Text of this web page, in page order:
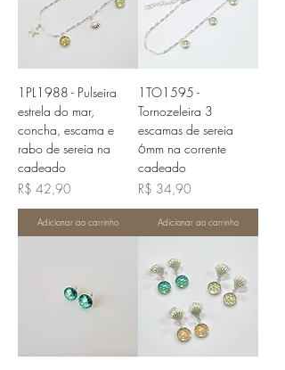
1PL1988 - Pulseira
estrela do mar,
concha, escama e
rabo de sereia na
cadeado
Preço
R$ 42,90
Adicionar ao carrinho
1TO1595 -
Tornozeleira 3
escamas de sereia
6mm na corrente
cadeado
Preço
R$ 34,90
Adicionar ao carrinho